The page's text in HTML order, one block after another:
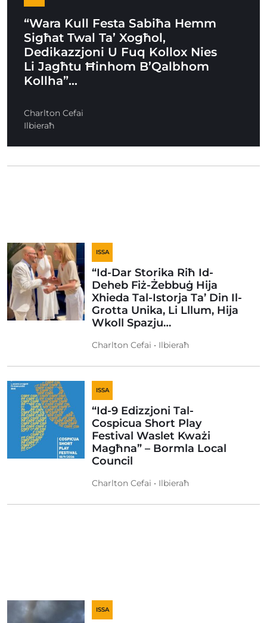
“Wara Kull Festa Sabiħa Hemm
Sigħat Twal Ta’ Xogħol,
Dedikazzjoni U Fuq Kollox Nies
Li Jagħtu Ħinhom B’Qalbhom
Kollha”…
Charlton Cefai
Ilbieraħ
ISSA
“Id-Dar Storika Riħ Id-
Deheb Fiż-Żebbuġ Hija
Xhieda Tal-Istorja Ta’ Din Il-
Grotta Unika, Li Lllum, Hija
Wkoll Spazju…
Charlton Cefai • Ilbieraħ
ISSA
“Id-9 Edizzjoni Tal-
Cospicua Short Play
Festival Waslet Kważi
Magħna” – Bormla Local
Council
Charlton Cefai • Ilbieraħ
ISSA